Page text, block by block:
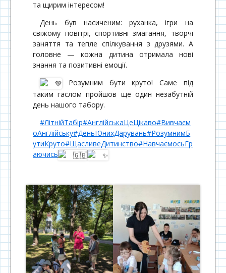
та щирим інтересом!
День був насиченим: руханка, ігри на
свіжому повітрі, спортивні змагання, творчі
заняття та тепле спілкування з друзями. А
головне — кожна дитина отримала нові
знання та позитивні емоції.
Розумним бути круто! Саме під
таким гаслом пройшов ще один незабутній
день нашого табору.
#ЛітнійТабір#АнглійськаЦеЦікаво#Вивчаєм
оАнглійську#ДеньЮнихДарувань#РозумнимБ
утиКруто#ЩасливеДитинство#НавчаємосьГр
аючись